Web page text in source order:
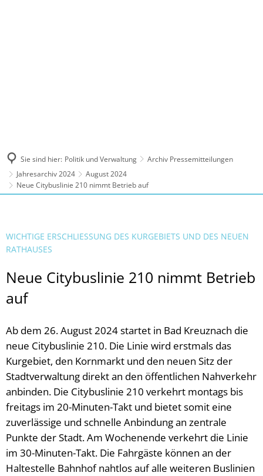
Sie sind hier: Politik und Verwaltung
Archiv Pressemitteilungen
Jahresarchiv 2024
August 2024
Neue Citybuslinie 210 nimmt Betrieb auf
WICHTIGE ERSCHLIESSUNG DES KURGEBIETS UND DES NEUEN R
ATHAUSES
Neue Citybuslinie 210 nimmt Betrieb
auf
Ab dem 26. August 2024 startet in Bad Kreuznach die
neue Citybuslinie 210. Die Linie wird erstmals das
Kurgebiet, den Kornmarkt und den neuen Sitz der
Stadtverwaltung direkt an den öffentlichen Nahverkehr
anbinden. Die Citybuslinie 210 verkehrt montags bis
freitags im 20-Minuten-Takt und bietet somit eine
zuverlässige und schnelle Anbindung an zentrale
Punkte der Stadt. Am Wochenende verkehrt die Linie
im 30-Minuten-Takt. Die Fahrgäste können an der
Haltestelle Bahnhof nahtlos auf alle weiteren Buslinien